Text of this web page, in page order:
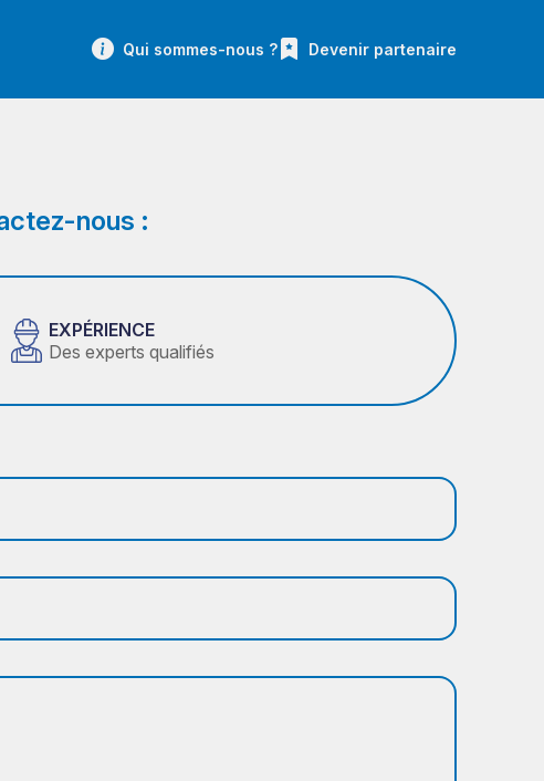
Qui sommes-nous ? Devenir partenaire
nous :
EXPÉRIENCE
Des experts qualifiés